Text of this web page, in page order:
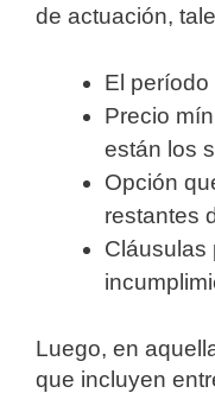
de actuación,
El
Precio
están los
Opción
restantes
Cláusulas
Luego, en
que incluyen